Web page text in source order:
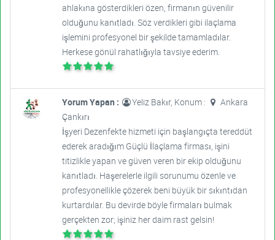
ahlakına gösterdikleri özen, firmanın güvenilir
olduğunu kanıtladı. Söz verdikleri gibi ilaçlama
işlemini profesyonel bir şekilde tamamladılar.
Herkese gönül rahatlığıyla tavsiye ederim.
Yorum Yapan : Yeliz Bakır, Konum :
Ankara
Çankırı
İşyeri Dezenfekte hizmeti için başlangıçta tereddüt
ederek aradığım Güçlü İlaçlama firması, işini
titizlikle yapan ve güven veren bir ekip olduğunu
kanıtladı. Haşerelerle ilgili sorunumu özenle ve
profesyonellikle çözerek beni büyük bir sıkıntıdan
kurtardılar. Bu devirde böyle firmaları bulmak
gerçekten zor; işiniz her daim rast gelsin!